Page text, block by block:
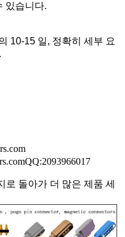
있습니다.
10-15 일, 정확히 세부 요
QQ:2093966017
로 돌아가 더 많은 제품 세